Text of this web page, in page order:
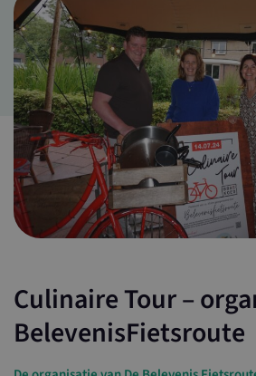
Culinaire Tour –
BelevenisFietsroute